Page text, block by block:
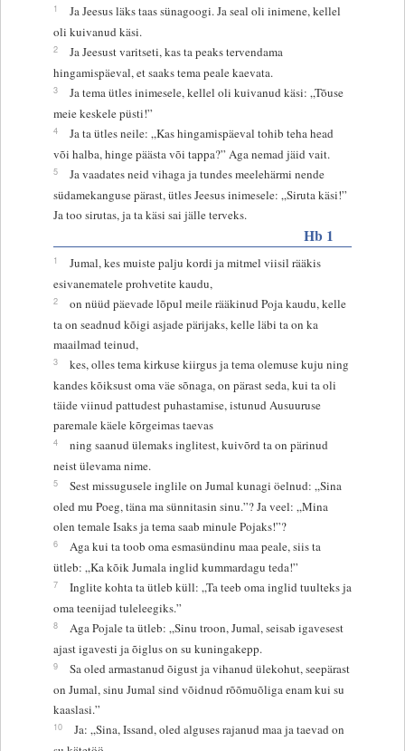
1
Ja Jeesus läks taas sünagoogi. Ja seal oli inimene, kellel
oli kuivanud käsi.
2
Ja Jeesust varitseti, kas ta peaks tervendama
hingamispäeval, et saaks tema peale kaevata.
3
Ja tema ütles inimesele, kellel oli kuivanud käsi: „Tõuse
meie keskele püsti!”
4
Ja ta ütles neile: „Kas hingamispäeval tohib teha head
või halba, hinge päästa või tappa?” Aga nemad jäid vait.
5
Ja vaadates neid vihaga ja tundes meelehärmi nende
südamekanguse pärast, ütles Jeesus inimesele: „Siruta käsi!”
Ja too sirutas, ja ta käsi sai jälle terveks.
Hb 1
1
Jumal, kes muiste palju kordi ja mitmel viisil rääkis
esivanematele prohvetite kaudu,
2
on nüüd päevade lõpul meile rääkinud Poja kaudu, kelle
ta on seadnud kõigi asjade pärijaks, kelle läbi ta on ka
maailmad teinud,
3
kes, olles tema kirkuse kiirgus ja tema olemuse kuju ning
kandes kõiksust oma väe sõnaga, on pärast seda, kui ta oli
täide viinud pattudest puhastamise, istunud Ausuuruse
paremale käele kõrgeimas taevas
4
ning saanud ülemaks inglitest, kuivõrd ta on pärinud
neist ülevama nime.
5
Sest missugusele inglile on Jumal kunagi öelnud: „Sina
oled mu Poeg, täna ma sünnitasin sinu.”? Ja veel: „Mina
olen temale Isaks ja tema saab minule Pojaks!”?
6
Aga kui ta toob oma esmasündinu maa peale, siis ta
ütleb: „Ka kõik Jumala inglid kummardagu teda!”
7
Inglite kohta ta ütleb küll: „Ta teeb oma inglid tuulteks ja
oma teenijad tuleleegiks.”
8
Aga Pojale ta ütleb: „Sinu troon, Jumal, seisab igavesest
ajast igavesti ja õiglus on su kuningakepp.
9
Sa oled armastanud õigust ja vihanud ülekohut, seepärast
on Jumal, sinu Jumal sind võidnud rõõmuõliga enam kui su
kaaslasi.”
10
Ja: „Sina, Issand, oled alguses rajanud maa ja taevad on